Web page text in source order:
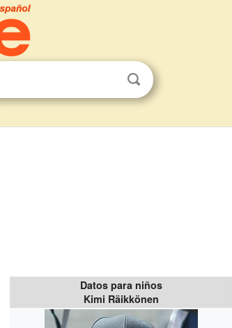
Datos para niños
Kimi Räikkönen